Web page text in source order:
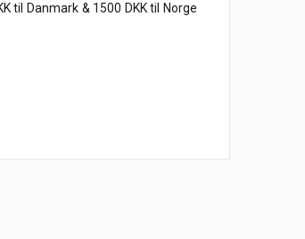
til Danmark & 1500 DKK til Norge